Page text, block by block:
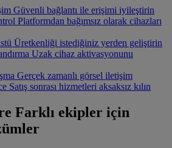
Güvenli bağlantı ile erişimi iyileştirin
Platformdan bağımsız olarak cihazları
Üretkenliği istediğiniz yerden geliştirin
Uzak cihaz aktivasyonunu
Gerçek zamanlı görsel iletişim
Satış sonrası hizmetleri aksaksız kılın
Farklı ekipler için